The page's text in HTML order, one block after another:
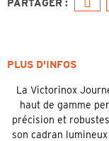
PLUS D'INFOS
La Victorinox
haut de gamme
précision et
son cadran